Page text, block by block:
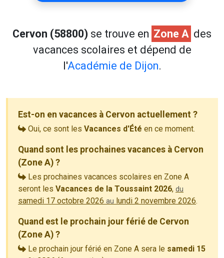
Cervon (58800) se trouve en Zone A des
vacances scolaires et dépend de
l'Académie de Dijon.
Est-on en vacances à Cervon actuellement ?
Oui, ce sont les Vacances d'Été en ce moment.
Quand sont les prochaines vacances à Cervon
(Zone A) ?
Les prochaines vacances scolaires en Zone A
seront les Vacances de la Toussaint 2026, du
samedi 17 octobre 2026 au lundi 2 novembre 2026.
Quand est le prochain jour férié de Cervon
(Zone A) ?
Le prochain jour férié en Zone A sera le samedi 15